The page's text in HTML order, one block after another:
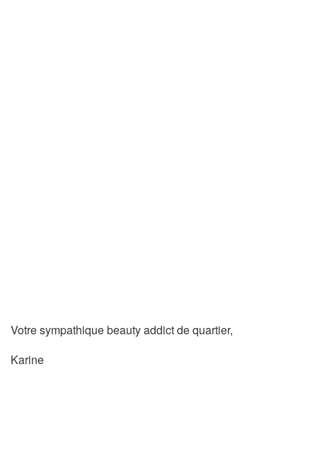
Votre sympathique beauty addict de quartier,
Karine